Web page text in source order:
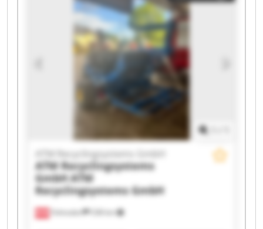
GmbH ATM Recyclingsystems GmbH ATM
Recyclingsystems GmbH ATM Recyclingsystems
GmbH ATM Recyclingsystems GmbH ATM
Recyclingsystems GmbH ATM Recyclingsystems
GmbH ATM Recyclingsystems GmbH ATM
Recyclingsystems GmbH ATM Recyclingsystems
GmbH ATM Recyclingsystems GmbH ATM
Recyclingsystems GmbH
538 km
ATM Recyclingsystems GmbH
ATM Recyclingsystems
GmbHATM
Recyclingsystems GmbH